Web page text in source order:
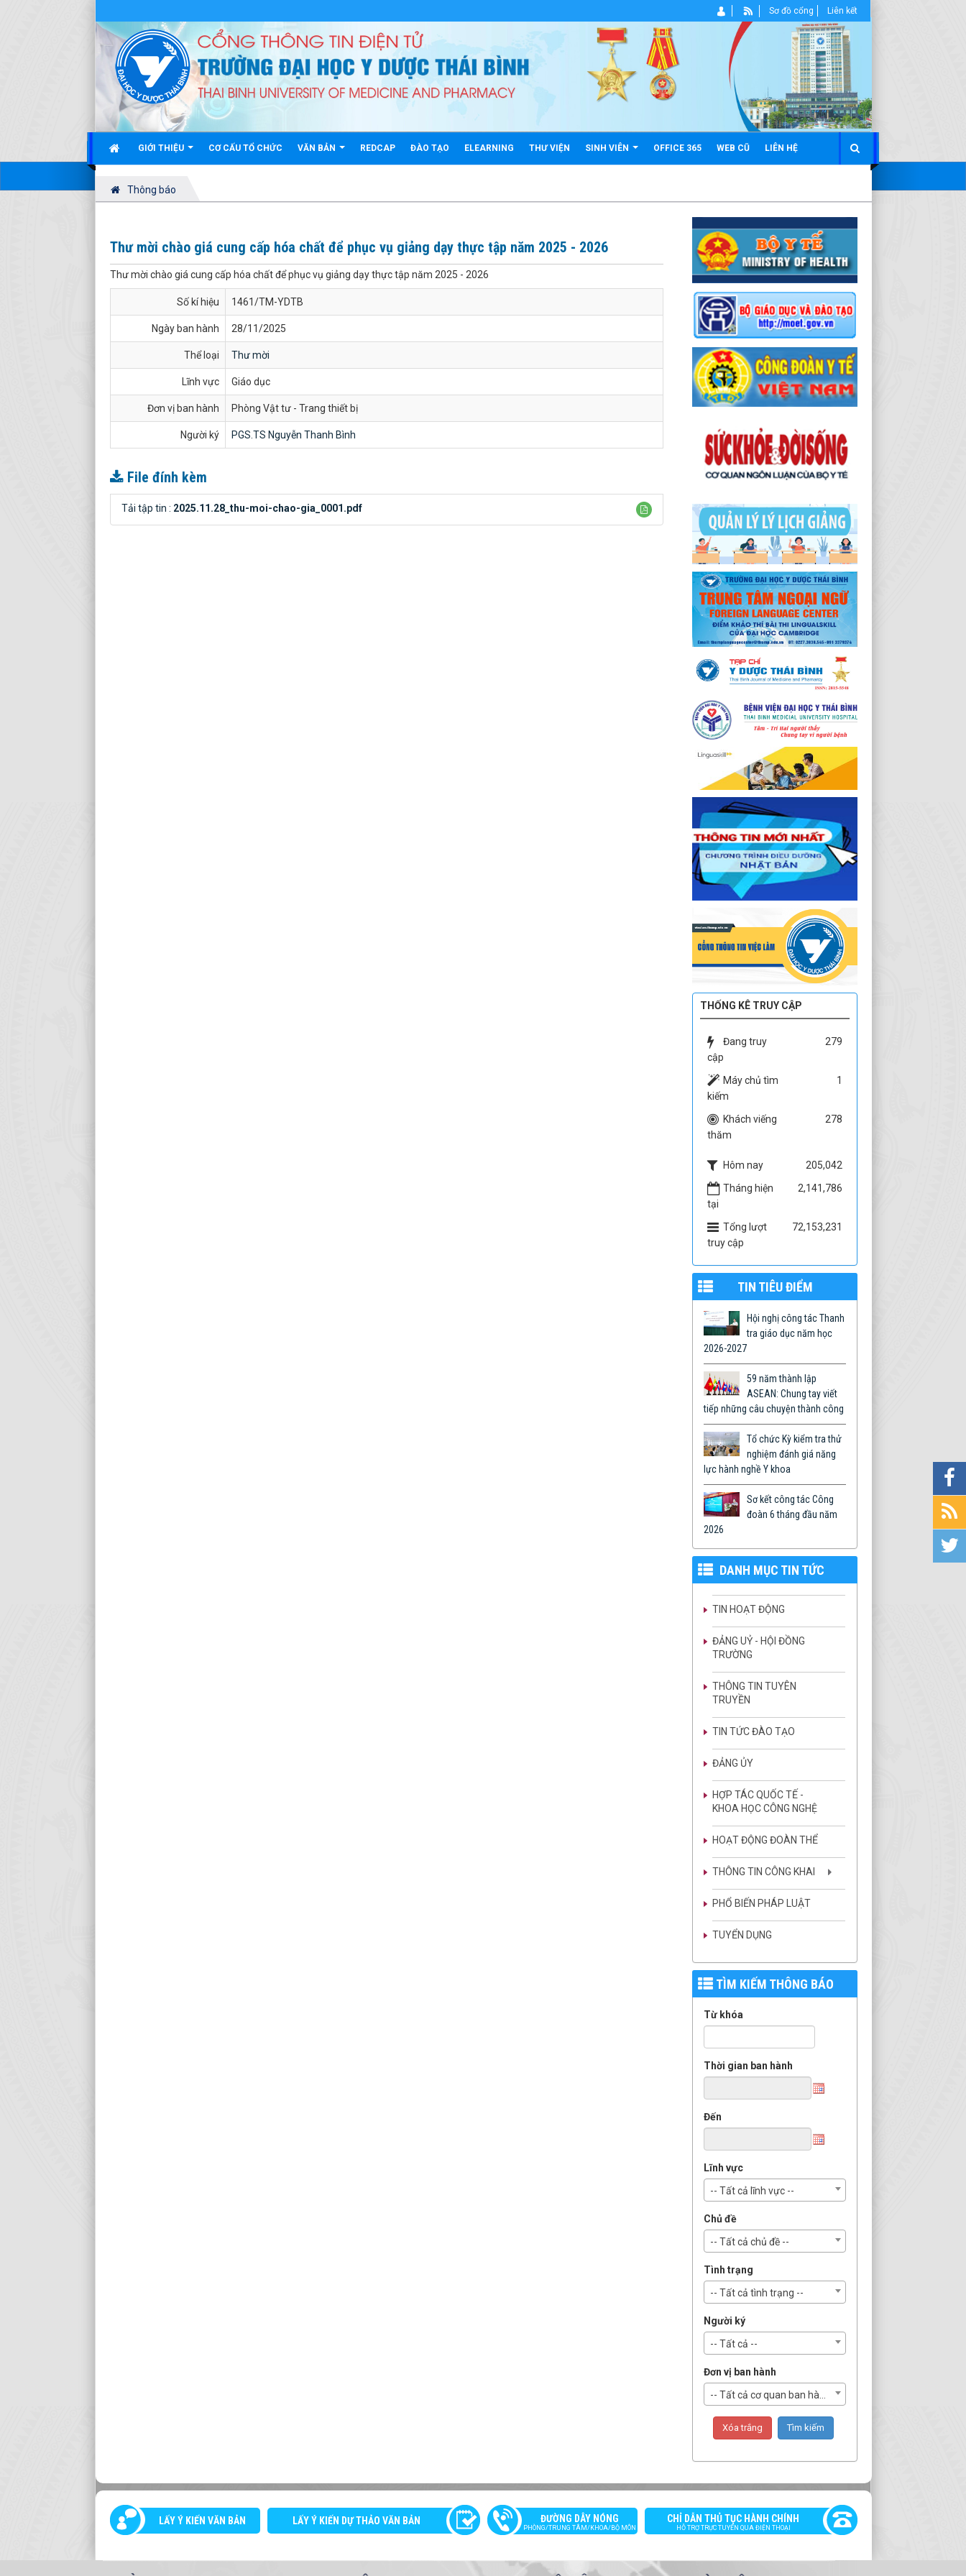
GIỚI THIỆU CƠ CẤU TỔ CHỨC VĂN BẢN REDCAP ĐÀO TẠO ELEARNING THƯ VIỆN SINH VIÊN OFFICE 365 WEB CŨ LIÊN HỆ
Sơ đồ cổng Liên kết
Thông báo
Thư mời chào giá cung cấp hóa chất để phục vụ giảng dạy thực tập năm 2025 - 2026
Thư mời chào giá cung cấp hóa chất để phục vụ giảng dạy thực tập năm 2025 - 2026
Số kí hiệu 1461/TM-YDTB
Ngày ban hành 28/11/2025
Thể loại Thư mời
Lĩnh vực Giáo dục
Đơn vị ban hành Phòng Vật tư - Trang thiết bị
Người ký PGS.TS Nguyễn Thanh Bình
File đính kèm
Tải tập tin : 2025.11.28_thu-moi-chao-gia_0001.pdf
THỐNG KÊ TRUY CẬP
Đang truy
cập
279
Máy chủ tìm
kiếm
1
Khách viếng
thăm
278
Hôm nay
205,042
Tháng hiện
tại
2,141,786
Tổng lượt
truy cập
72,153,231
TIN TIÊU ĐIỂM
Hội nghị công tác Thanh
tra giáo dục năm học
2026-2027
59 năm thành lập
ASEAN: Chung tay viết
tiếp những câu chuyện thành công
Tổ chức Kỳ kiểm tra thử
nghiệm đánh giá năng
lực hành nghề Y khoa
Sơ kết công tác Công
đoàn 6 tháng đầu năm
2026
DANH MỤC TIN TỨC
TIN HOẠT ĐỘNG
ĐẢNG UỶ - HỘI ĐỒNG
TRƯỜNG
THÔNG TIN TUYÊN
TRUYỀN
TIN TỨC ĐÀO TẠO
ĐẢNG ỦY
HỢP TÁC QUỐC TẾ -
KHOA HỌC CÔNG NGHỆ
HOẠT ĐỘNG ĐOÀN THỂ
THÔNG TIN CÔNG KHAI
PHỔ BIẾN PHÁP LUẬT
TUYỂN DỤNG
TÌM KIẾM THÔNG BÁO
Từ khóa
Thời gian ban hành
Đến
Lĩnh vực
-- Tất cả lĩnh vực --
Chủ đề
-- Tất cả chủ đề --
Tình trạng
-- Tất cả tình trạng --
Người ký
-- Tất cả --
Đơn vị ban hành
-- Tất cả cơ quan ban hành --
LẤY Ý KIẾN VĂN BẢN LẤY Ý KIẾN DỰ THẢO VĂN BẢN ĐƯỜNG DÂY NÓNG
PHÒNG/TRUNG TÂM/KHOA/BỘ MÔN
CHỈ DẪN THỦ TỤC HÀNH CHÍNH
HỖ TRỢ TRỰC TUYẾN QUA ĐIỆN THOẠI